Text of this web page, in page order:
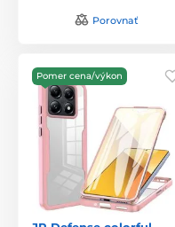
Porovnať
Pomer cena/výkon